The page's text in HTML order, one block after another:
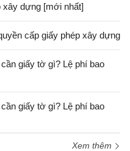
xây dựng [mới nhất]
cấp giấy phép xây dựng
giấy tờ gì? Lệ phí bao
giấy tờ gì? Lệ phí bao
Xem thêm